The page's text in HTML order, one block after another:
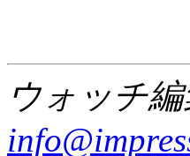
ウォッチ